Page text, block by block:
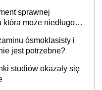
sprawnej
może niedługo
ósmoklasisty i
jest potrzebne?
studiów okazały się